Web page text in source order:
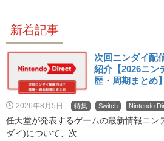
新着記事
次回ニンダイ配
紹介【2026ニン
歴・周期まとめ】
2026年8月5日 特集 Switch Nintendo
任天堂が発表するゲームの最新情報ニン
ダイ)について、次...